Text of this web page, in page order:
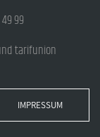
99
tarifunion
IMPRESSUM